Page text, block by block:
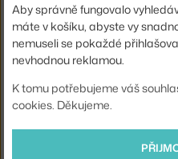
Hloubka:
55 cm
Šířka:
46,5 cm
Područky:
bez područek
Barva:
černá, šedá
Aby správně fungovalo
máte v košíku, abyste vy
nemuseli se pokaždé
nevhodnou reklamou.
K tomu potřebujeme váš
cookies. Děkujeme.